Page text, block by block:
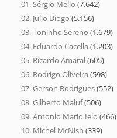
01. Sérgio Mello (7.642)
02. Julio Diogo (5.156)
03. Toninho Sereno (1.679)
04. Eduardo Cacella (1.203)
05. Ricardo Amaral(605)
06. Rodrigo Oliveira (598)
07. Gerson Rodrigues(552)
08. Gilberto Maluf(506)
09. Antonio Mario Ielo (466)
10. Michel McNish (339)